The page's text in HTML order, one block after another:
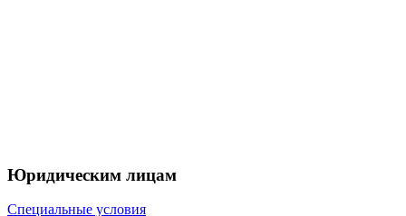
Юридическим лицам
Специальные условия